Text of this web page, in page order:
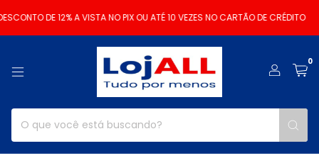
DE 12% A VISTA NO PIX OU ATÉ 10 VEZES NO CARTÃO DE CRÉDITO
0